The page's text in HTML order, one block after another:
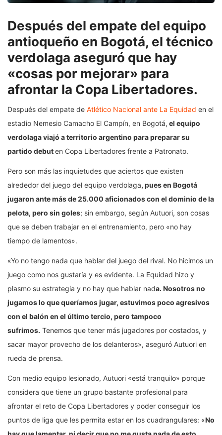
Después del empate del equipo
antioqueño en Bogotá, el técnico
verdolaga aseguró que hay
«cosas por mejorar» para
afrontar la Copa Libertadores.
Después del empate de Atlético Nacional ante La Equidad en el
estadio Nemesio Camacho El Campín, en Bogotá, el equipo
verdolaga viajó a territorio argentino para preparar su
partido debuten Copa Libertadores frente a Patronato.
Pero son más las inquietudes que aciertos que existen
alrededor del juego del equipo verdolaga, pues en Bogotá
jugaron ante más de 25.000 aficionados con el dominio de la
pelota, pero sin goles; sin embargo, según Autuori, son cosas
que se deben trabajar en el entrenamiento, pero «no hay
tiempo de lamentos».
«Yo no tengo nada que hablar del juego del rival. No hicimos un
juego como nos gustaría y es evidente. La Equidad hizo y
plasmo su estrategia y no hay que hablar nada. Nosotros no
jugamos lo que queríamos jugar, estuvimos poco agresivos
con el balón en el último tercio, pero tampoco
sufrimos. Tenemos que tener más jugadores por costados, y
sacar mayor provecho de los delanteros», aseguró Autuori en
rueda de prensa.
Con medio equipo lesionado, Autuori «está tranquilo» porque
considera que tiene un grupo bastante profesional para
afrontar el reto de Copa Libertadores y poder conseguir los
puntos de liga que les permita estar en los cuadrangulares: «No